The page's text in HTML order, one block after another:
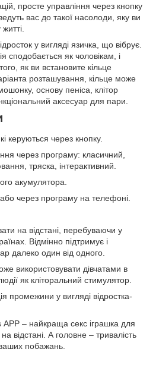
просте управління через кнопку
вас до такої насолоди, яку ви
у вигляді язичка, що вібрує.
сподобається як чоловікам, і
як ви встановите кільце
розташування, кільце може
основу пеніса, клітор
аксесуар для пари.
керуються через кнопку.
через програму: класичний,
тряска, інтерактивний.
акумулятора.
через програму на телефоні.
на відстані, перебуваючи у
Відмінно підтримує і
далеко один від одного.
використовувати дівчатами в
як кліторальний стимулятор.
промежини у вигляді відростка-
АРР – найкраща секс іграшка для
відстані. А головне – тривалість
побажань.